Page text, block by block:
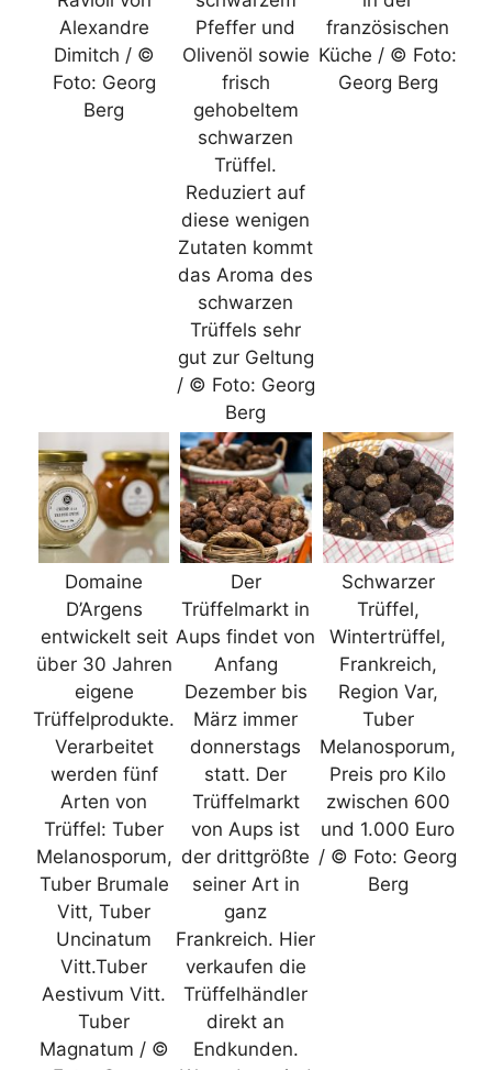
Alexandre
Dimitch / ©
Foto: Georg
Berg
Pfeffer und
Olivenöl sowie
frisch
gehobeltem
schwarzen
Trüffel.
Reduziert auf
diese wenigen
Zutaten kommt
das Aroma des
schwarzen
Trüffels sehr
gut zur Geltung
/ © Foto: Georg
Berg
französischen
Küche / © Foto:
Georg Berg
Domaine
D’Argens
entwickelt seit
über 30 Jahren
eigene
Trüffelprodukte.
Verarbeitet
werden fünf
Arten von
Trüffel: Tuber
Melanosporum,
Tuber Brumale
Vitt, Tuber
Uncinatum
Vitt.Tuber
Aestivum Vitt.
Tuber
Magnatum / ©
Der
Trüffelmarkt in
Aups findet von
Anfang
Dezember bis
März immer
donnerstags
statt. Der
Trüffelmarkt
von Aups ist
der drittgrößte
seiner Art in
ganz
Frankreich. Hier
verkaufen die
Trüffelhändler
direkt an
Endkunden.
Schwarzer
Trüffel,
Wintertrüffel,
Frankreich,
Region Var,
Tuber
Melanosporum,
Preis pro Kilo
zwischen 600
und 1.000 Euro
/ © Foto: Georg
Berg